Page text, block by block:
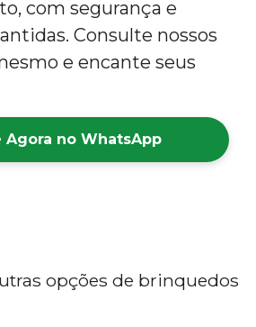
com segurança e
Consulte nossos
e encante seus
Agora no WhatsApp
opções de brinquedos